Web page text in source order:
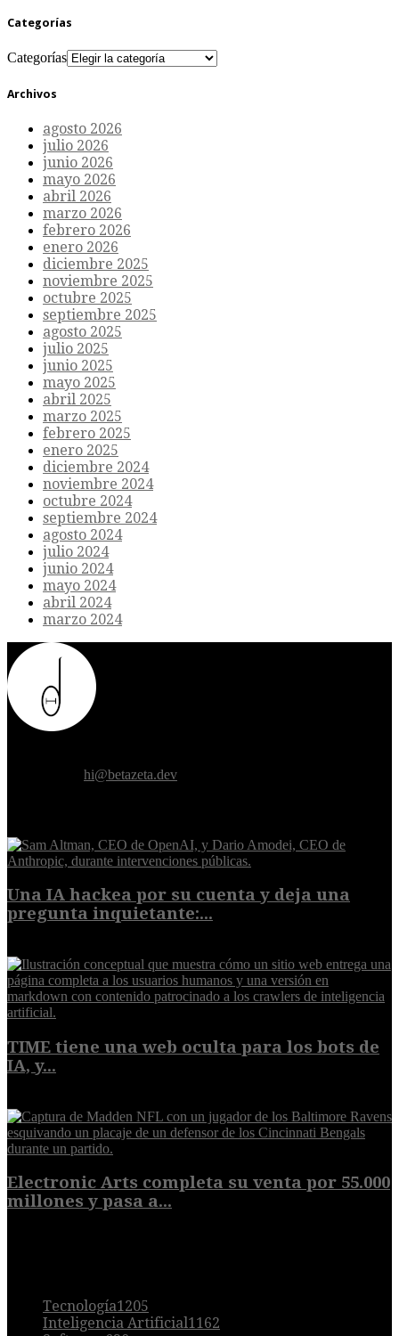
Categorías
Categorías
Archivos
agosto 2026
julio 2026
junio 2026
mayo 2026
abril 2026
marzo 2026
febrero 2026
enero 2026
diciembre 2025
noviembre 2025
octubre 2025
septiembre 2025
agosto 2025
julio 2025
junio 2025
mayo 2025
abril 2025
marzo 2025
febrero 2025
enero 2025
diciembre 2024
noviembre 2024
octubre 2024
septiembre 2024
agosto 2024
julio 2024
junio 2024
mayo 2024
abril 2024
marzo 2024
hi@betazeta.dev
Una IA hackea por su cuenta y deja una
pregunta inquietante:...
TIME tiene una web oculta para los bots de
IA, y...
Electronic Arts completa su venta por 55.000
millones y pasa a...
Tecnología1205
Inteligencia Artificial1162